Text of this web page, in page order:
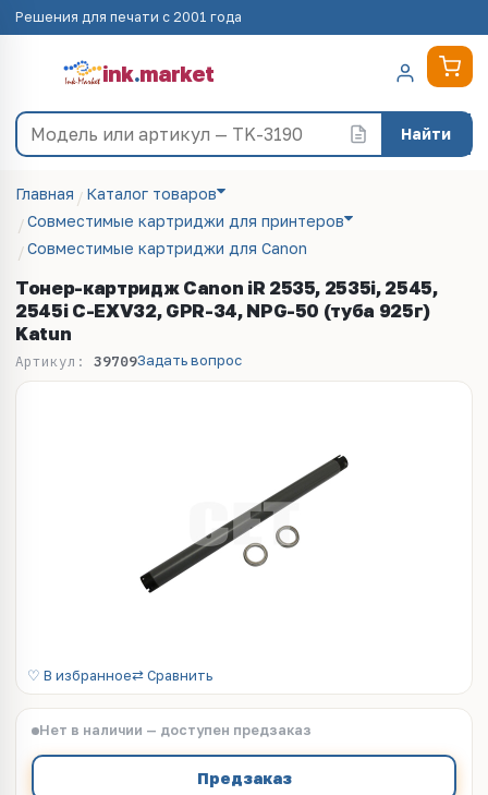
Решения для печати с 2001 года
ink.market
Найти
Главная
Каталог товаров
Совместимые картриджи для принтеров
Совместимые картриджи для Canon
Тонер-картридж Canon iR 2535, 2535i, 2545,
2545i С-EXV32, GPR-34, NPG-50 (туба 925г)
Katun
Артикул: 39709Задать вопрос
♡ В избранное⇄ Сравнить
Нет в наличии — доступен предзаказ
Предзаказ